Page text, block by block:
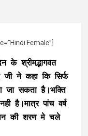
Female”]
के श्रीमद्भागवत
जी ने कहा कि सिर्फ
जा सकता है।भक्ति
है।मात्र पांच वर्ष
की शरण मे चले